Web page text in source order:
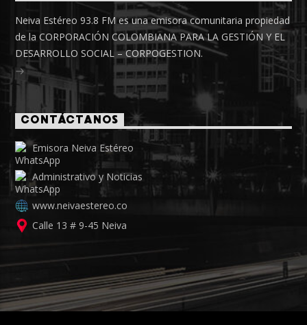
Neiva Estéreo 93.8 FM es una emisora comunitaria propiedad
de la CORPORACIÓN COLOMBIANA PARA LA GESTIÓN Y EL
DESARROLLO SOCIAL – CORPOGESTION.
CONTÁCTANOS
Emisora Neiva Estéreo
Administrativo y Noticias
www.neivaestereo.co
Calle 13 # 9-45 Neiva